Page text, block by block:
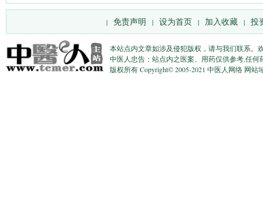
| 免责声明 | 设为首页 | 加入收藏 | 投
本站点内文章如涉及侵犯版权，请与我们联系。
中医人忠告：站点内之医案、用药仅供参考,任
版权所有 Copyright© 2005-2021 中医人网络 网站